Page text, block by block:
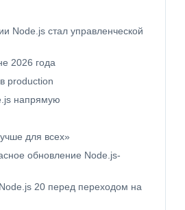
Node.js стал управленческой
2026 года
production
напрямую
для всех»
обновление Node.js-
20 перед переходом на